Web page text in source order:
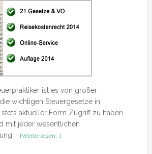
ist es von großer
wichtigen Steuergesetze in
aktueller Form Zugriff zu haben.
mit jeder wesentlichen
…
[Weiterlesen...]ÜberBoorberg